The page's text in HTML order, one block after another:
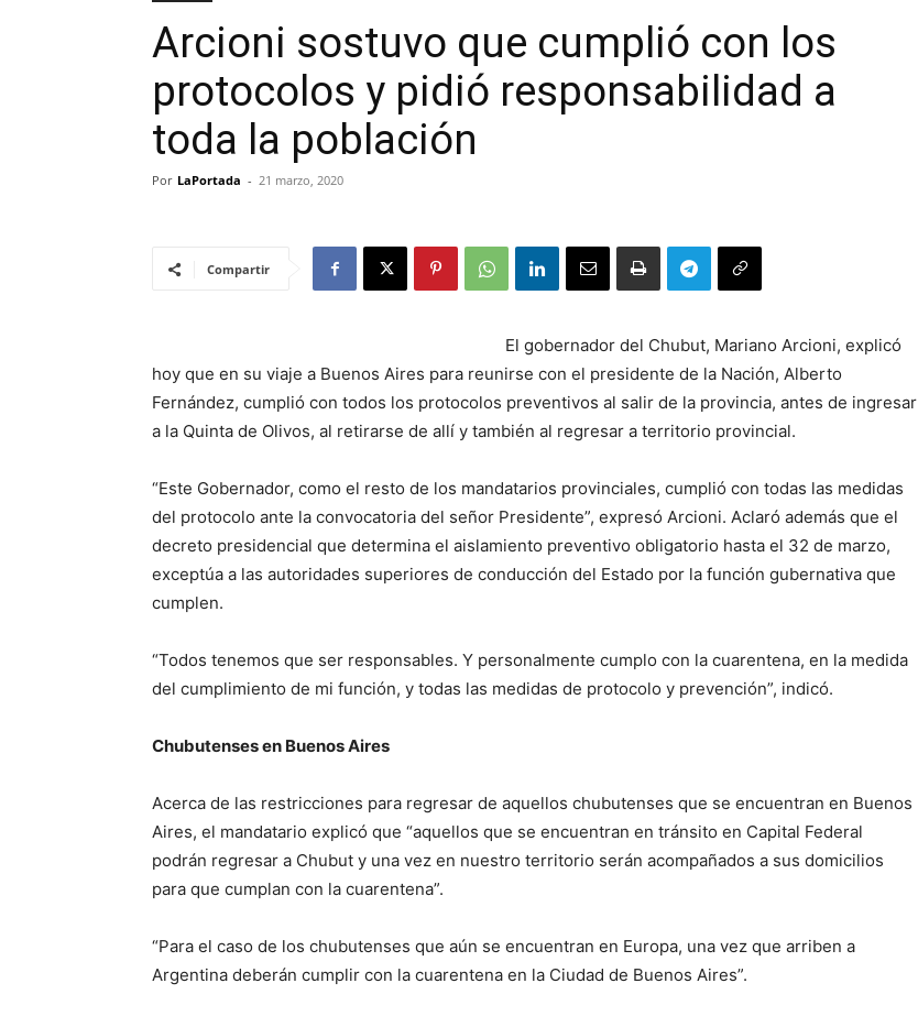
Arcioni sostuvo que cumplió con los
protocolos y pidió responsabilidad a
toda la población
Por LaPortada - 21 marzo, 2020
Compartir
El gobernador del Chubut, Mariano Arcioni, explicó
hoy que en su viaje a Buenos Aires para reunirse con el presidente de la Nación, Alberto
Fernández, cumplió con todos los protocolos preventivos al salir de la provincia, antes de ingresar
a la Quinta de Olivos, al retirarse de allí y también al regresar a territorio provincial.
“Este Gobernador, como el resto de los mandatarios provinciales, cumplió con todas las medidas
del protocolo ante la convocatoria del señor Presidente”, expresó Arcioni. Aclaró además que el
decreto presidencial que determina el aislamiento preventivo obligatorio hasta el 32 de marzo,
exceptúa a las autoridades superiores de conducción del Estado por la función gubernativa que
cumplen.
“Todos tenemos que ser responsables. Y personalmente cumplo con la cuarentena, en la medida
del cumplimiento de mi función, y todas las medidas de protocolo y prevención”, indicó.
Chubutenses en Buenos Aires
Acerca de las restricciones para regresar de aquellos chubutenses que se encuentran en Buenos
Aires, el mandatario explicó que “aquellos que se encuentran en tránsito en Capital Federal
podrán regresar a Chubut y una vez en nuestro territorio serán acompañados a sus domicilios
para que cumplan con la cuarentena”.
“Para el caso de los chubutenses que aún se encuentran en Europa, una vez que arriben a
Argentina deberán cumplir con la cuarentena en la Ciudad de Buenos Aires”.